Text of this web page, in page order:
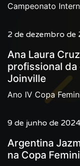
Campeonato
2 de dezembro de
Ana Laura
profissional da
Joinville
Ano IV Copa
9 de junho de 2024
Argentina
na Copa